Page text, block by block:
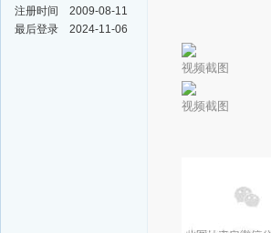
注册时间
2009-08-11
最后登录
2024-11-06
视频截图
视频截图